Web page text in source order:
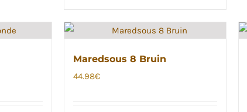
Maredsous 8 Bruin
44.98€